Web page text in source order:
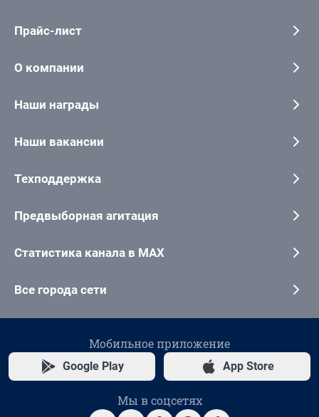
Прайс-лист
О компании
Наши награды
Наши вакансии
Техподдержка
Предвыборная агитация
Статистика канала в MAX
Все города сети
Мобильное приложение
Google Play App Store
Мы в соцсетях